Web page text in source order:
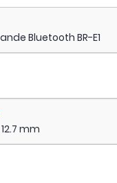
Bluetooth BR-E1
mm